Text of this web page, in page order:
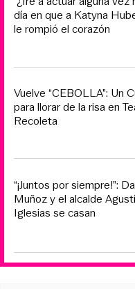
día en que a Katyna
le rompió el corazón
Vuelve “CEBOLLA”: Un
para llorar de la risa en
Recoleta
“¡Juntos por siempre!”:
Muñoz y el alcalde
Iglesias se casan